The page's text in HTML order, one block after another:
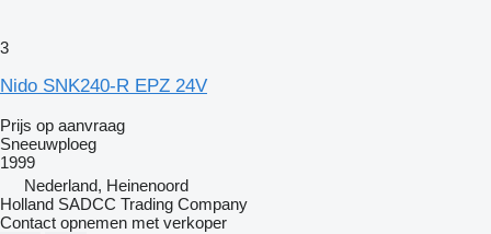
3
Nido SNK240-R EPZ 24V
Prijs op aanvraag
Sneeuwploeg
1999
Nederland, Heinenoord
Holland SADCC Trading Company
Contact opnemen met verkoper